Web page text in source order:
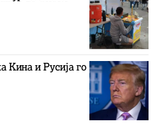
Кина и Русија го